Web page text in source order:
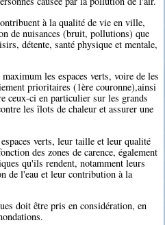
à la qualité de vie en ville,
de nuisances (bruit, pollutions) que
détente, santé physique et mentale,
les espaces verts, voire de les
prioritaires (1ère couronne),ainsi
ceux-ci en particulier sur les grands
les îlots de chaleur et assurer une
verts, leur taille et leur qualité
des zones de carence, également
qu'ils rendent, notamment leurs
de l'eau et leur contribution à la
doit être pris en considération, en